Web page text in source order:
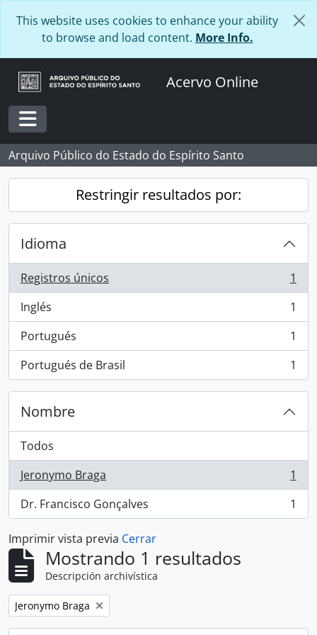
This website uses cookies to enhance your ability
to browse and load content. More Info.
Acervo Online
Toggle navigation
Arquivo Público do Estado do Espírito Santo
Restringir resultados por:
Idioma
Registros únicos
, 1 resultados
1
Inglés
, 1 resultados
1
Portugués
, 1 resultados
1
Portugués de Brasil
, 1 resultados 1
Nombre
Todos
Jeronymo Braga
, 1 resultados
1
Dr. Francisco Gonçalves
, 1 resultados 1
Imprimir vista previa Cerrar
Mostrando 1 resultados
Descripción archivística
Remove filter:
Jeronymo Braga